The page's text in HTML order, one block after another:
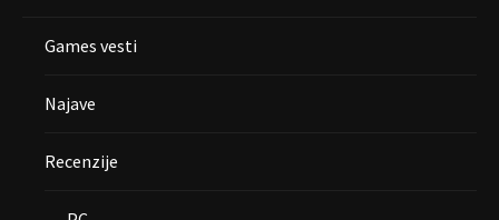
Games vesti
Najave
Recenzije